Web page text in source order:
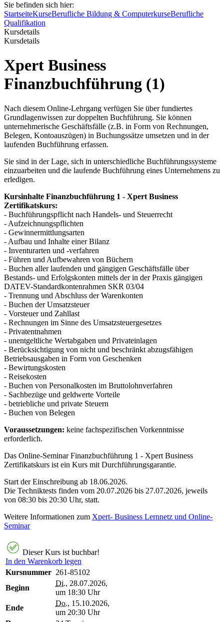
Sie befinden sich hier:
StartseiteKurseBerufliche Bildung & ComputerkurseBerufliche
Qualifikation
Kursdetails
Kursdetails
Xpert Business
Finanzbuchführung (1)
Nach diesem Online-Lehrgang verfügen Sie über fundiertes
Grundlagenwissen zur doppelten Buchführung. Sie können
unternehmerische Geschäftsfälle (z.B. in Form von Rechnungen,
Belegen, Kontoauszügen) in Buchungssätze umsetzen und in der
laufenden Buchführung erfassen.
Sie sind in der Lage, sich in unterschiedliche Buchführungssysteme
einzuarbeiten und die laufende Buchführung eines Unternehmens zu
erledigen.
Kursinhalte Finanzbuchführung 1 - Xpert Business
Zertifikatskurs:
- Buchführungspflicht nach Handels- und Steuerrecht
- Aufzeichnungspflichten
- Gewinnermittlungsarten
- Aufbau und Inhalte einer Bilanz
- Inventurarten und -verfahren
- Führen und Aufbewahren von Büchern
- Buchen aller laufenden und gängigen Geschäftsfälle über
Bestands- und Erfolgskonten mittels der in der Praxis gängigen
DATEV-Standardkontenrahmen SKR 03/04
- Trennung und Abschluss der Warenkonten
- Buchen der Umsatzsteuer
- Vorsteuer und Zahllast
- Rechnungen im Sinne des Umsatzsteuergesetzes
- Privatentnahmen
- unentgeltliche Wertabgaben und Privateinlagen
- Berücksichtigung von nicht und beschränkt abzugsfähigen
Betriebsausgaben in Form von Geschenken
- Bewirtungskosten
- Reisekosten
- Buchen von Personalkosten im Bruttolohnverfahren
- Sachbezüge und geldwerte Vorteile
- betriebliche und private Steuern
- Buchen von Belegen
Voraussetzungen: keine fachspezifischen Vorkenntnisse
erforderlich.
Das Online-Seminar Finanzbuchführung 1 - Xpert Business
Zertifikatskurs ist ein Kurs mit Durchführungsgarantie.
Start der Einschreibung ab 18.06.2026.
Die Techniktests finden vom 20.07.2026 bis 27.07.2026, jeweils
von 08:30 bis 20:30 Uhr, statt.
Weitere Informationen zum Xpert- Business Lernnetz und Online-
Seminar
Dieser Kurs ist buchbar!
In den Warenkorb legen
Kursnummer 261-85102
Beginn
Di., 28.07.2026,
um 18:30 Uhr
Ende
Do., 15.10.2026,
um 20:30 Uhr